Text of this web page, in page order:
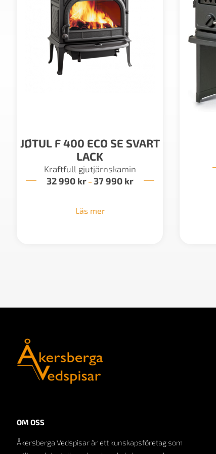
JØTUL F 400 ECO SE SVART
LACK
Kraftfull gjutjärnskamin
32 990 kr – 37 990 krPrisintervall:
Läs mer
OM OSS
Åkersberga Vedspisar är ett kunskapsföretag som